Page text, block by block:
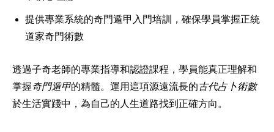
提供專業系統的奇門遁甲入門培訓，確保學員掌握正統
道家奇門術數
透過子奇老師的專業指導和認證課程，學員能真正理解和
掌握奇門遁甲的精髓。運用這項源遠流長的古代占卜術數
於生活實踐中，為自己的人生道路找到正確方向。